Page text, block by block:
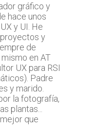
gráfico y
hace unos
y UI. He
y
de
en AT
UX para RSI
Padre
y marido.
la fotografía,
plantas...
que